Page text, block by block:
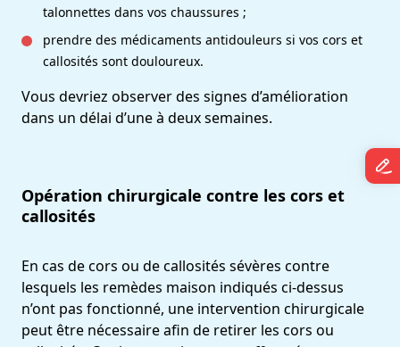
talonnettes dans vos chaussures ;
prendre des médicaments antidouleurs si vos cors et
callosités sont douloureux.
Vous devriez observer des signes d’amélioration
dans un délai d’une à deux semaines.
Opération chirurgicale contre les cors et
callosités
En cas de cors ou de callosités sévères contre
lesquels les remèdes maison indiqués ci-dessus
n’ont pas fonctionné, une intervention chirurgicale
peut être nécessaire afin de retirer les cors ou